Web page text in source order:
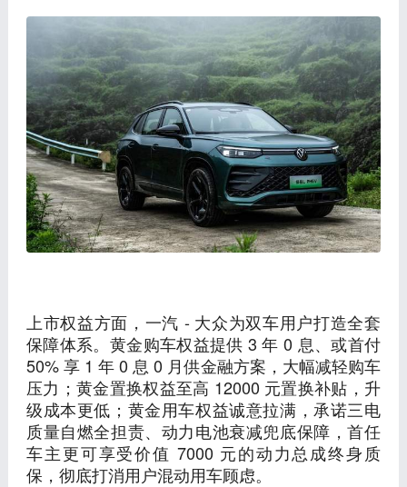
上市权益方面，一汽 - 大众为双车用户打造全套
保障体系。黄金购车权益提供 3 年 0 息、或首付
50% 享 1 年 0 息 0 月供金融方案，大幅减轻购车
压力；黄金置换权益至高 12000 元置换补贴，升
级成本更低；黄金用车权益诚意拉满，承诺三电
质量自燃全担责、动力电池衰减兜底保障，首任
车主更可享受价值 7000 元的动力总成终身质
保，彻底打消用户混动用车顾虑。